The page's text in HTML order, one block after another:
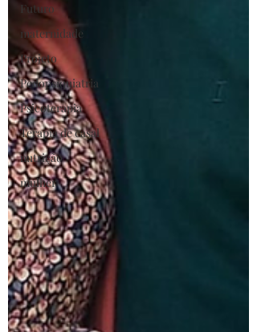
Futuro
maternidade
Projeto
Pedopsiquiatria
Psicoterapia
Terapia de casal
nutrição
mulher